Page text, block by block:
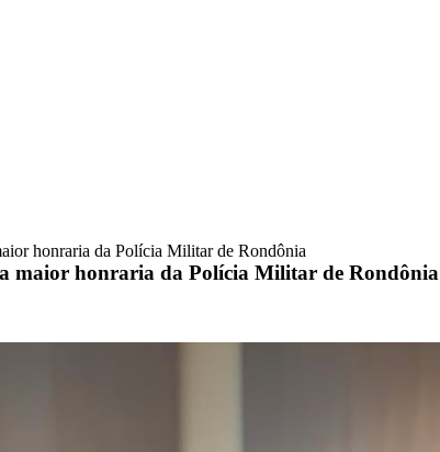
honraria da Polícia Militar de Rondônia
maior honraria da Polícia Militar de Rondônia